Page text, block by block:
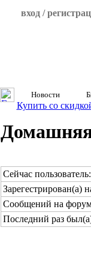
вход /
Новости
Купить со
Домашняя
Сейчас пользователь:
Зарегестрирован(а)
Сообщений на
Последний раз